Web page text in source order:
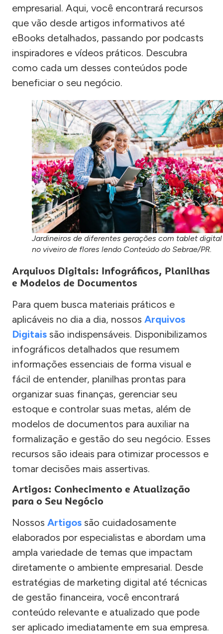
empresarial. Aqui, você encontrará recursos
que vão desde artigos informativos até
eBooks detalhados, passando por podcasts
inspiradores e vídeos práticos. Descubra
como cada um desses conteúdos pode
beneficiar o seu negócio.
Jardineiros de diferentes gerações com tablet digital
no viveiro de flores lendo Conteúdo do Sebrae/PR.
Arquivos Digitais: Infográficos, Planilhas
e Modelos de Documentos
Para quem busca materiais práticos e
aplicáveis no dia a dia, nossos Arquivos
Digitais são indispensáveis. Disponibilizamos
infográficos detalhados que resumem
informações essenciais de forma visual e
fácil de entender, planilhas prontas para
organizar suas finanças, gerenciar seu
estoque e controlar suas metas, além de
modelos de documentos para auxiliar na
formalização e gestão do seu negócio. Esses
recursos são ideais para otimizar processos e
tomar decisões mais assertivas.
Artigos: Conhecimento e Atualização
para o Seu Negócio
Nossos Artigos são cuidadosamente
elaborados por especialistas e abordam uma
ampla variedade de temas que impactam
diretamente o ambiente empresarial. Desde
estratégias de marketing digital até técnicas
de gestão financeira, você encontrará
conteúdo relevante e atualizado que pode
ser aplicado imediatamente em sua empresa.